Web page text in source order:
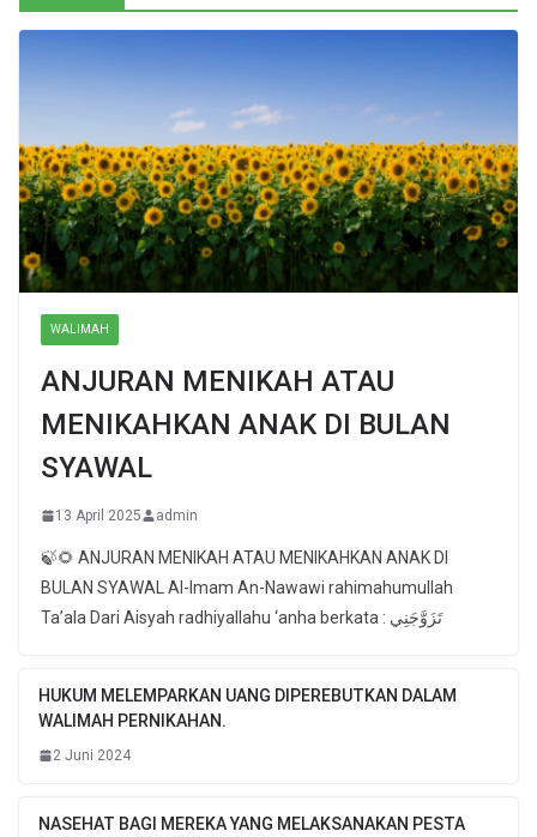
WALIMAH
ANJURAN MENIKAH ATAU
MENIKAHKAN ANAK DI BULAN
SYAWAL
13 April 2025 admin
🍃🌻 ANJURAN MENIKAH ATAU MENIKAHKAN ANAK DI
BULAN SYAWAL Al-Imam An-Nawawi rahimahumullah
Ta’ala Dari Aisyah radhiyallahu ‘anha berkata : تَزَوَّجَنِي
HUKUM MELEMPARKAN UANG DIPEREBUTKAN DALAM
WALIMAH PERNIKAHAN.
2 Juni 2024
NASEHAT BAGI MEREKA YANG MELAKSANAKAN PESTA